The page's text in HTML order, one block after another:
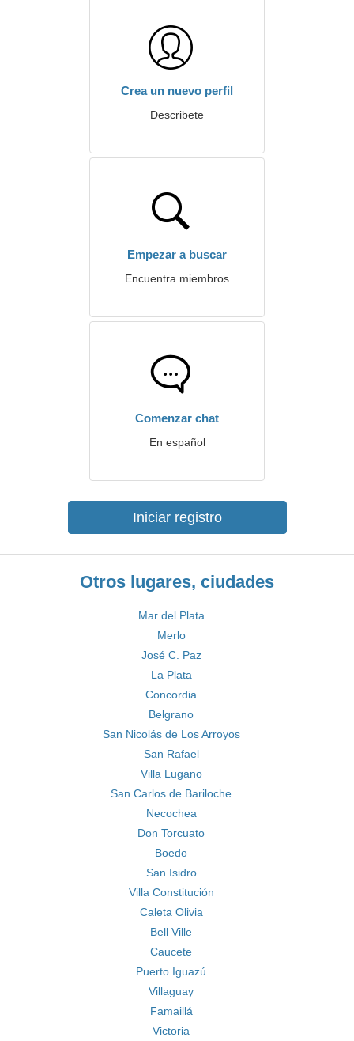
Crea un nuevo perfil
Describete
Empezar a buscar
Encuentra miembros
Comenzar chat
En español
Iniciar registro
Otros lugares, ciudades
Mar del Plata
Merlo
José C. Paz
La Plata
Concordia
Belgrano
San Nicolás de Los Arroyos
San Rafael
Villa Lugano
San Carlos de Bariloche
Necochea
Don Torcuato
Boedo
San Isidro
Villa Constitución
Caleta Olivia
Bell Ville
Caucete
Puerto Iguazú
Villaguay
Famaillá
Victoria